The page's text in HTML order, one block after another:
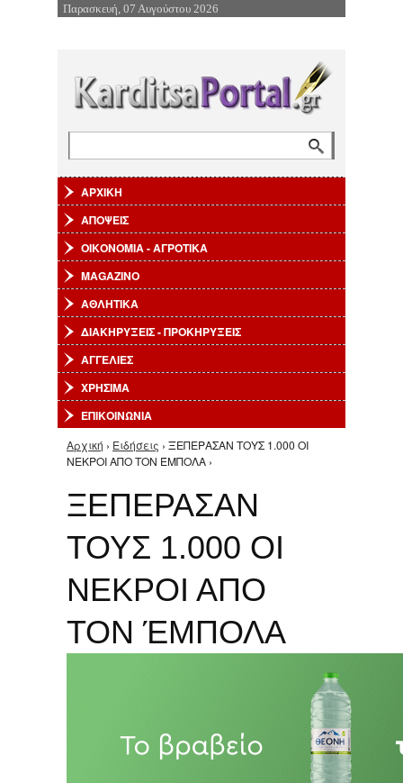
Επιστροφή στην Πλοήγηση
Παρασκευή, 07 Αυγούστου 2026
ΑΡΧΙΚΗ
ΑΠΟΨΕΙΣ
ΟΙΚΟΝΟΜΙΑ - ΑΓΡΟΤΙΚΑ
MAGAZINO
ΑΘΛΗΤΙΚΑ
ΔΙΑΚΗΡΥΞΕΙΣ - ΠΡΟΚΗΡΥΞΕΙΣ
ΑΓΓΕΛΙΕΣ
ΧΡΗΣΙΜΑ
ΕΠΙΚΟΙΝΩΝΙΑ
Είστε εδώ
Αρχική › Ειδήσεις › ΞΕΠΕΡΑΣΑΝ ΤΟΥΣ 1.000 ΟΙ
ΝΕΚΡΟΙ ΑΠΟ ΤΟΝ ΈΜΠΟΛΑ ›
ΞΕΠΕΡΑΣΑΝ
ΤΟΥΣ 1.000 ΟΙ
ΝΕΚΡΟΙ ΑΠΟ
ΤΟΝ ΈΜΠΟΛΑ